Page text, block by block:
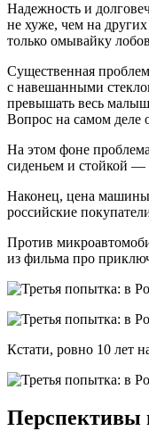
Надежность и
не хуже, чем на
только омывайку
Существенная
с навешанными
превышать весь
Вопрос на самом деле
На этом фоне
сиденьем и стойкой —
Наконец, цена
российские
Против
из фильма про
Кстати, ровно 10 лет
Перспективы